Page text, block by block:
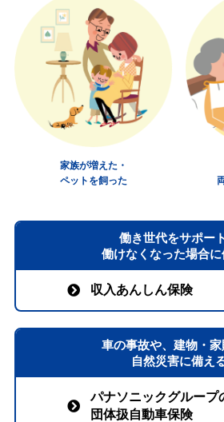
家族が増えた・
ペットを飼った
働き世代をサポート
働けなくなった場合に
収入あんしん保険
車の事故や、建物・
自然災害に備え
パナソニックグループ
団体扱自動車保険